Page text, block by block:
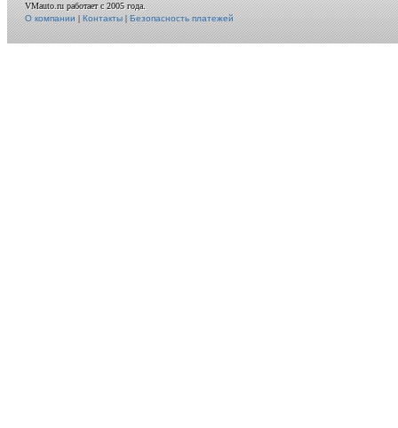
VMauto.ru работает с 2005 года.
О компании|Контакты|Безопасность платежей